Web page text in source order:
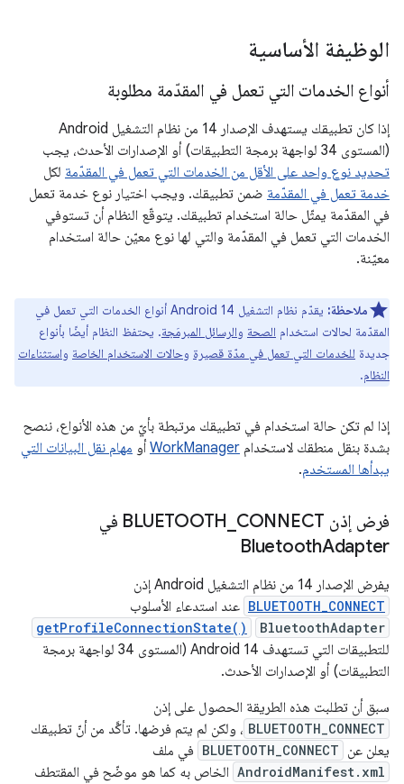
الوظيفة الأساسية
أنواع الخدمات التي تعمل في المقدّمة مطلوبة
إذا كان تطبيقك يستهدف الإصدار 14 من نظام التشغيل Android
(المستوى 34 لواجهة برمجة التطبيقات) أو الإصدارات الأحدث، يجب
تحديد نوع واحد على الأقل من الخدمات التي تعمل في المقدّمة لكل
خدمة تعمل في المقدّمة ضمن تطبيقك. ويجب اختيار نوع خدمة تعمل
في المقدّمة يمثّل حالة استخدام تطبيقك. يتوقّع النظام أن تستوفي
الخدمات التي تعمل في المقدّمة والتي لها نوع معيّن حالة استخدام
معيّنة.
ملاحظة:
يقدّم نظام التشغيل Android 14 أنواع الخدمات التي تعمل في
المقدّمة لحالات استخدام الصحة والرسائل المبرمَجة. يحتفظ النظام أيضًا بأنواع
جديدة للخدمات التي تعمل في مدّة قصيرة وحالات الاستخدام الخاصة واستثناءات
النظام.
إذا لم تكن حالة استخدام في تطبيقك مرتبطة بأيّ من هذه الأنواع، ننصح
بشدة بنقل منطقك لاستخدام WorkManager أو مهام نقل البيانات التي
يبدأها المستخدم.
فرض إذن BLUETOOTH
CONNECT في
BluetoothAdapter
يفرض الإصدار 14 من نظام التشغيل Android إذن
BLUETOOTH_CONNECT عند استدعاء الأسلوب
BluetoothAdapter
getProfileConnectionState()
للتطبيقات التي تستهدف Android 14 (المستوى 34 لواجهة برمجة
التطبيقات) أو الإصدارات الأحدث.
سبق أن تطلبت هذه الطريقة الحصول على إذن
BLUETOOTH_CONNECT ، ولكن لم يتم فرضها. تأكَّد من أنّ تطبيقك
يعلن عن BLUETOOTH_CONNECT في ملف
AndroidManifest.xml الخاص به كما هو موضّح في المقتطف